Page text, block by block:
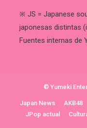
※ JS = Japanese
japonesas distintas
Fuentes internas de
© Yumeki
Japan News AKB48
JPop actual